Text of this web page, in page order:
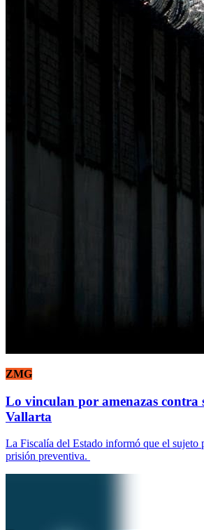
ZMG
Lo vinculan por amenazas contra
Vallarta
La Fiscalía del Estado informó que el sujeto
prisión preventiva.